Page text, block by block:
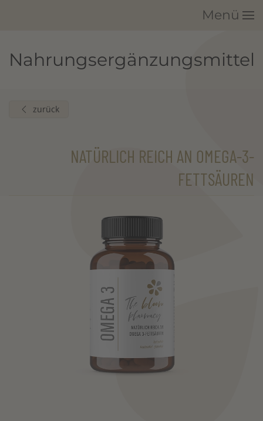
Menü
Nahrungsergänzungsmittel
zurück
NATÜRLICH REICH AN OMEGA-3-
FETTSÄUREN